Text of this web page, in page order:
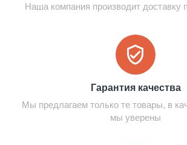
Наша компания производит доставку
Гарантия качества
Мы предлагаем только те товары, в
мы уверены